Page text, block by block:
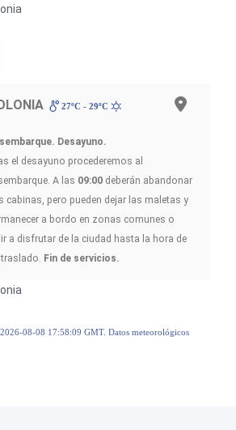
27ºC - 29ºC
Desayuno.
el desayuno procederemos al
A las 09:00 deberán abandonar
cabinas, pero pueden dejar las maletas y
a bordo en zonas comunes o
a disfrutar de la ciudad hasta la hora de
Fin de servicios.
08-08 17:58:09 GMT. Datos meteorológicos